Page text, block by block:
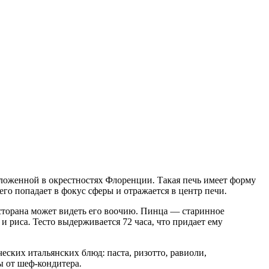
в окрестностях Флоренции. Такая печь имеет форму
попадает в фокус сферы и отражается в центр печи.
может видеть его воочию. Пинца — старинное
риса. Тесто выдерживается 72 часа, что придает ему
итальянских блюд: паста, ризотто, равиоли,
от шеф-кондитера.